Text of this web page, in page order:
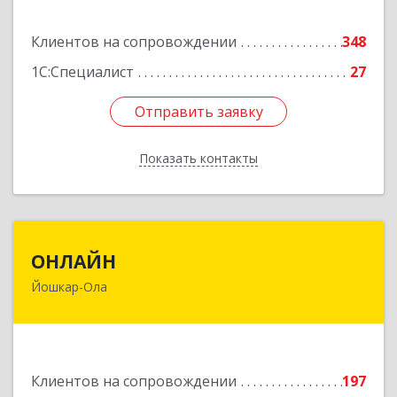
Клиентов на сопровождении
348
1С:Специалист
27
Отправить заявку
Показать контакты
Подробнее
Отправить заявку
Назад
ОНЛАЙН
Йошкар-Ола
Клиентов на сопровождении
197
424000, Марий Эл Респ, Йошкар-Ола г,